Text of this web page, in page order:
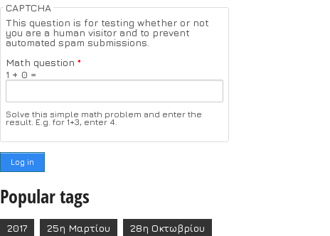
CAPTCHA
This question is for testing whether or not
you are a human visitor and to prevent
automated spam submissions.
Math question*
1 + 0 =
Solve this simple math problem and enter the
result. E.g. for 1+3, enter 4.
Popular tags
2017 25η Μαρτίου 28η Οκτωβρίου